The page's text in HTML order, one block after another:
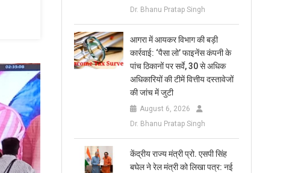
Dr. Bhanu Pratap Singh
आगरा में आयकर विभाग की बड़ी
कार्रवाई: ‘पैसा लो’ फाइनेंस कंपनी के
पांच ठिकानों पर सर्वे, 30 से अधिक
अधिकारियों की टीमें वित्तीय दस्तावेजों
की जांच में जुटी
August 6, 2026
Dr. Bhanu Pratap Singh
केंद्रीय राज्य मंत्री प्रो. एसपी सिंह
बघेल ने रेल मंत्री को लिखा पत्र: नई